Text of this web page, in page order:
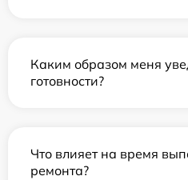
Каким образом меня
готовности?
Что влияет на время
ремонта?